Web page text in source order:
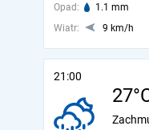
Opad: 1.1 mm
Wiatr:
9 km/h
21:00